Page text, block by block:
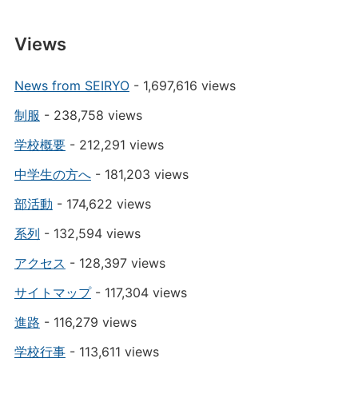
Views
News from SEIRYO- 1,697,616 views
制服 - 238,758 views
学校概要- 212,291 views
中学生の方へ- 181,203 views
部活動 - 174,622 views
系列 - 132,594 views
アクセス - 128,397 views
サイトマップ- 117,304 views
進路 - 116,279 views
学校行事- 113,611 views